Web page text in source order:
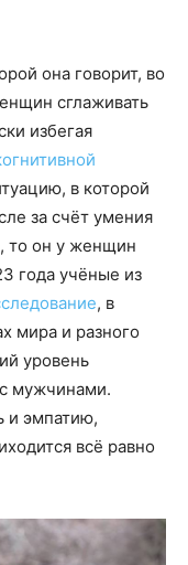
она говорит, во
сглаживать
избегая
в которой
за счёт умения
то он у женщин
года учёные из
, в
мира и разного
уровень
мужчинами.
и эмпатию,
всё равно